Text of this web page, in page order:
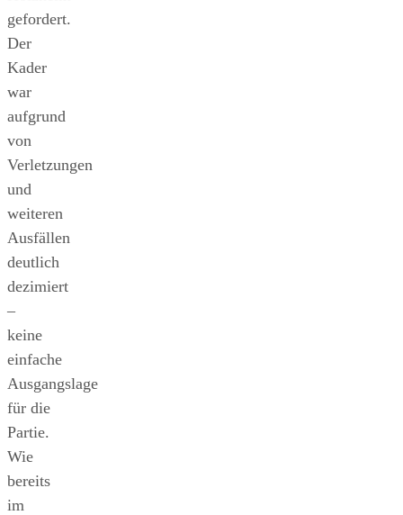
gefordert.
Der
Kader
war
aufgrund
von
Verletzungen
und
weiteren
Ausfällen
deutlich
dezimiert
–
keine
einfache
Ausgangslage
für die
Partie.
Wie
bereits
im